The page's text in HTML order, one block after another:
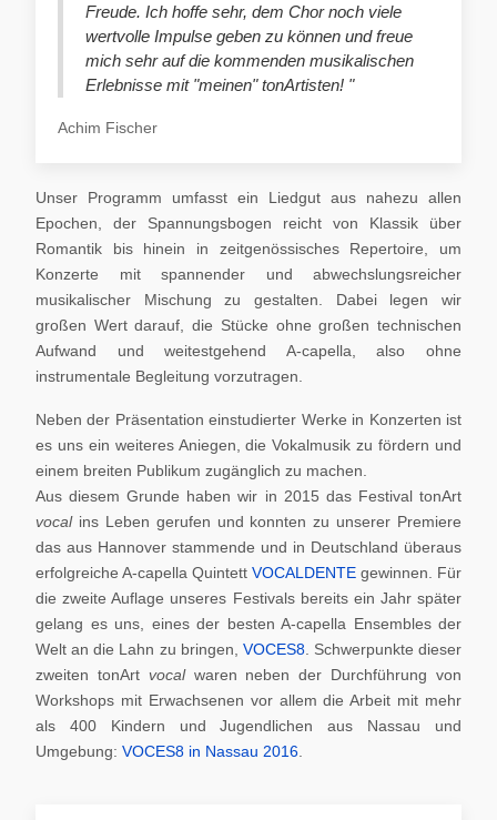
Freude. Ich hoffe sehr, dem Chor noch viele
wertvolle Impulse geben zu können und freue
mich sehr auf die kommenden musikalischen
Erlebnisse mit "meinen" tonArtisten! "
Achim Fischer
Unser Programm umfasst ein Liedgut aus nahezu allen
Epochen, der Spannungsbogen reicht von Klassik über
Romantik bis hinein in zeitgenössisches Repertoire, um
Konzerte mit spannender und abwechslungsreicher
musikalischer Mischung zu gestalten. Dabei legen wir
großen Wert darauf, die Stücke ohne großen technischen
Aufwand und weitestgehend A-capella, also ohne
instrumentale Begleitung vorzutragen.
Neben der Präsentation einstudierter Werke in Konzerten ist
es uns ein weiteres Aniegen, die Vokalmusik zu fördern und
einem breiten Publikum zugänglich zu machen.
Aus diesem Grunde haben wir in 2015 das Festival tonArt
vocal ins Leben gerufen und konnten zu unserer Premiere
das aus Hannover stammende und in Deutschland überaus
erfolgreiche A-capella Quintett VOCALDENTE gewinnen. Für
die zweite Auflage unseres Festivals bereits ein Jahr später
gelang es uns, eines der besten A-capella Ensembles der
Welt an die Lahn zu bringen, VOCES8. Schwerpunkte dieser
zweiten tonArt vocalwaren neben der Durchführung von
Workshops mit Erwachsenen vor allem die Arbeit mit mehr
als 400 Kindern und Jugendlichen aus Nassau und
Umgebung: VOCES8 in Nassau 2016